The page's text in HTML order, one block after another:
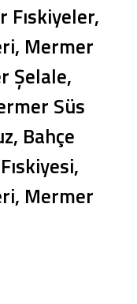
Fıskiyeler,
Mermer
Şelale,
Süs
Bahçe
Mermer